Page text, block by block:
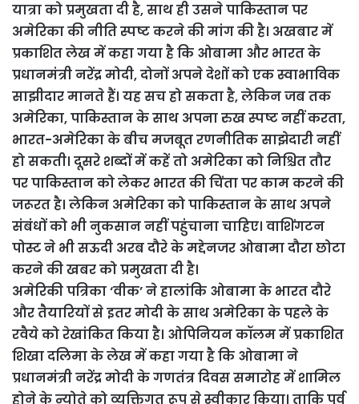
यात्रा को प्रमुखता दी है, साथ ही उसने पाकिस्तान पर
अमेरिका की नीति स्पष्ट करने की मांग की है। अखबार में
प्रकाशित लेख में कहा गया है कि ओबामा और भारत के
प्रधानमंत्री नरेंद्र मोदी, दोनों अपने देशों को एक स्वाभाविक
साझीदार मानते हैं। यह सच हो सकता है, लेकिन जब तक
अमेरिका, पाकिस्तान के साथ अपना रुख स्पष्ट नहीं करता,
भारत-अमेरिका के बीच मजबूत रणनीतिक साझेदारी नहीं
हो सकती। दूसरे शब्दों में कहें तो अमेरिका को निश्चित तौर
पर पाकिस्तान को लेकर भारत की चिंता पर काम करने की
जरूरत है। लेकिन अमेरिका को पाकिस्तान के साथ अपने
संबंधों को भी नुकसान नहीं पहुंचाना चाहिए। वाशिंगटन
पोस्ट ने भी सऊदी अरब दौरे के मद्देनजर ओबामा दौरा छोटा
करने की खबर को प्रमुखता दी है।
अमेरिकी पत्रिका ‘वीक’ ने हालांकि ओबामा के भारत दौरे
और तैयारियों से इतर मोदी के साथ अमेरिका के पहले के
रवैये को रेखांकित किया है। ओपिनियन कॉलम में प्रकाशित
शिखा दलिमा के लेख में कहा गया है कि ओबामा ने
प्रधानमंत्री नरेंद्र मोदी के गणतंत्र दिवस समारोह में शामिल
होने के न्योते को व्यक्तिगत रूप से स्वीकार किया। ताकि पूर्व